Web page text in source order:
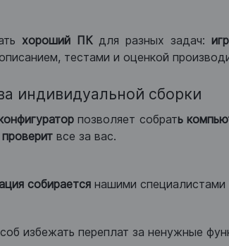
хороший ПКдля разных задач:
тестами и оценкой
индивидуальной сборки
позволяет собрать
проверит все за вас.
собирается нашими специалистами
избежать переплат за ненужные